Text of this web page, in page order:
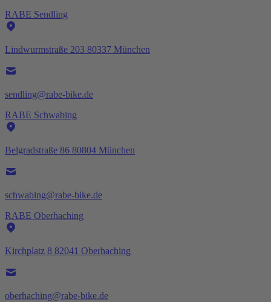
RABE Sendling
Lindwurmstraße 203 80337 München
sendling@rabe-bike.de
RABE Schwabing
Belgradstraße 86 80804 München
schwabing@rabe-bike.de
RABE Oberhaching
Kirchplatz 8 82041 Oberhaching
oberhaching@rabe-bike.de